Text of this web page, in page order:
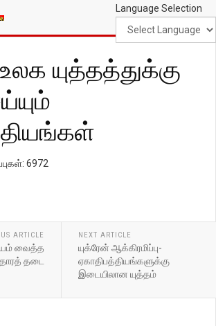
Language Selection
யுத்தத்துக்கு
6972
ARTICLE
வைத்த
தடை
NEXT ARTICLE
யுக்ரேன் ஆக்கிரமிப்பு-
ஏகாதிபத்தியங்களுக்கு
இடையிலான யுத்தம்